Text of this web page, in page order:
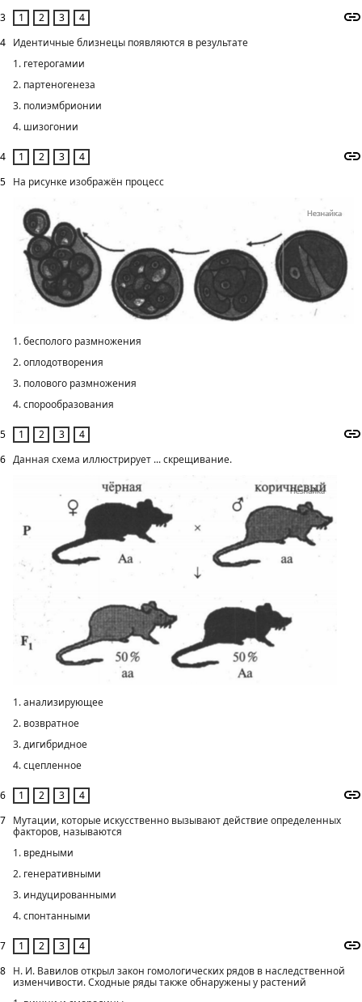
3
4
4
Идентичные близнецы появляются в результате
1. гетерогамии
2. партеногенеза
3. полиэмбрионии
4. шизогонии
5
5
На рисунке изображён процесс
1. бесполого размножения
2. оплодотворения
3. полового размножения
4. спорообразования
6
6
Данная схема иллюстрирует ... скрещивание.
1. анализирующее
2. возвратное
3. дигибридное
4. сцепленное
7
7
Мутации, которые искусственно вызывают действие определенных
факторов, называются
1. вредными
2. генеративными
3. индуцированными
4. спонтанными
8
Н. И. Вавилов открыл закон гомологических рядов в наследственной
изменчивости. Сходные ряды также обнаружены у растений